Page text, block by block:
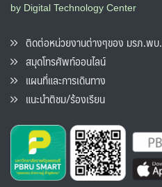
by Digital Technology Center
ติดต่อหน่วยงานต่างๆของ มรภ.พบ.
สมุดโทรศัพท์ออนไลน์
แผนที่และการเดินทาง
แนะนำติชม/ร้องเรียน